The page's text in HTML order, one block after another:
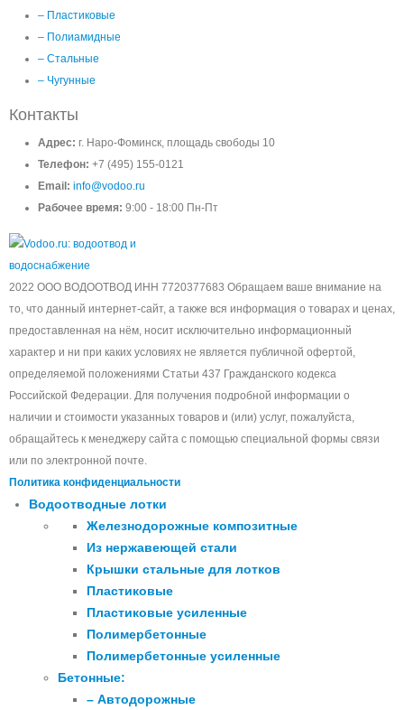
– Пластиковые
– Полиамидные
– Стальные
– Чугунные
Контакты
Адрес: г. Наро-Фоминск, площадь свободы 10
Телефон: +7 (495) 155-0121
Email: info@vodoo.ru
Рабочее время: 9:00 - 18:00 Пн-Пт
2022 ООО ВОДООТВОД ИНН 7720377683 Обращаем ваше внимание на
то, что данный интернет-сайт, а также вся информация о товарах и ценах,
предоставленная на нём, носит исключительно информационный
характер и ни при каких условиях не является публичной офертой,
определяемой положениями Статьи 437 Гражданского кодекса
Российской Федерации. Для получения подробной информации о
наличии и стоимости указанных товаров и (или) услуг, пожалуйста,
обращайтесь к менеджеру сайта с помощью специальной формы связи
или по электронной почте.
Политика конфиденциальности
Водоотводные лотки
Железнодорожные композитные
Из нержавеющей стали
Крышки стальные для лотков
Пластиковые
Пластиковые усиленные
Полимербетонные
Полимербетонные усиленные
Бетонные:
– Автодорожные